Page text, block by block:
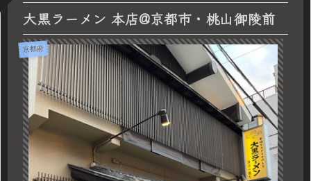
大黒ラーメン 本店@京都市・桃山御陵前
京都府